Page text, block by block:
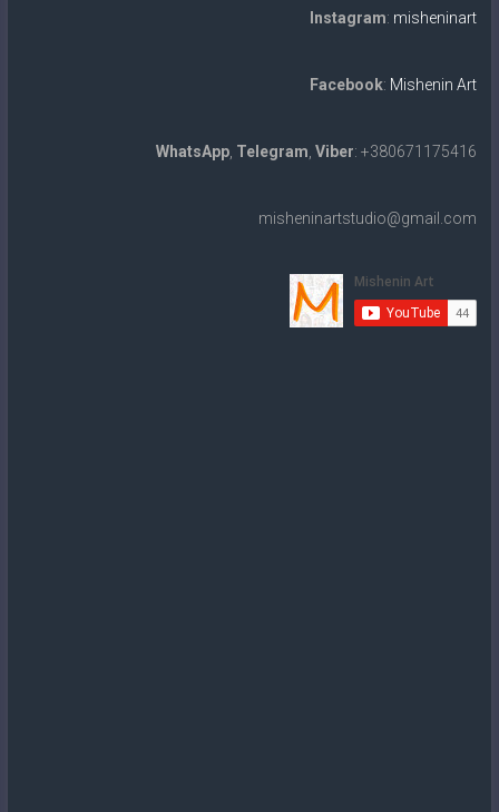
Instagram: misheninart
Facebook: Mishenin Art
WhatsApp Telegram Viber: +380671175416
misheninartstudio@gmail.com